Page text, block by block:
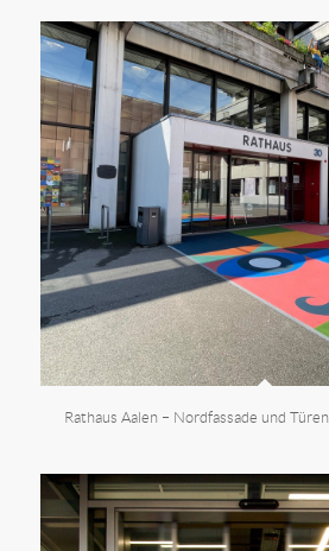
Rathaus Aalen – Nordfassade und Türen